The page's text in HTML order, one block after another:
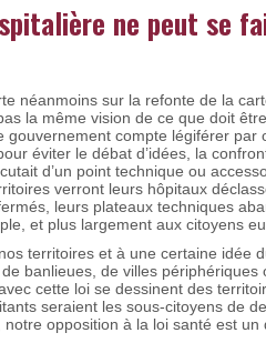
ne peut se
néanmoins sur la ­refonte de la
la même vision de ce que doit
gouvernement compte légiférer
éviter le débat d’idées, la
d’un point technique ou
verront leurs hôpitaux
leurs plateaux techniques
et plus largement aux citoyens
territoires et à une certaine idée
banlieues, de villes périphériques
cette loi se dessinent des
seraient les sous-citoyens de
opposition à la loi santé est un